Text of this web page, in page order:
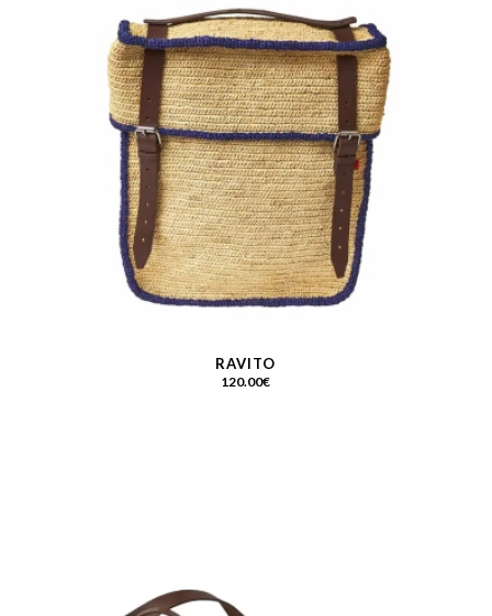
RAVITO
120.00€